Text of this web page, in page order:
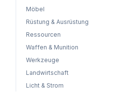
Möbel
Rüstung & Ausrüstung
Ressourcen
Waffen & Munition
Werkzeuge
Landwirtschaft
Licht & Strom